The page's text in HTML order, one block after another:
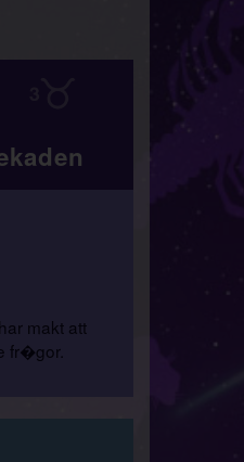
makt att
fr�gor.